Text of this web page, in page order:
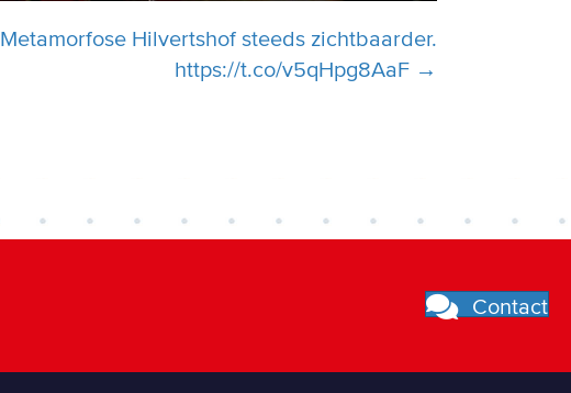
Metamorfose Hilvertshof steeds zichtbaarder.
https://t.co/v5qHpg8AaF →
Contact